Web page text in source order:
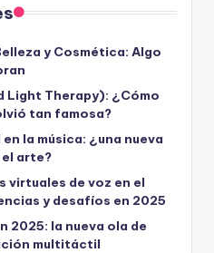
y Cosmética: Algo
Light Therapy): ¿Cómo
tan famosa?
la música: ¿una nueva
el arte?
virtuales de voz en el
y desafíos en 2025
2025: la nueva ola de
multitáctil